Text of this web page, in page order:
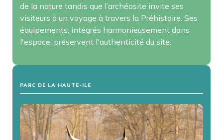
de la nature tandis que l’archéosite invite ses
visiteurs à un voyage à travers la Préhistoire. Ses
équipements, intégrés harmonieusement dans
l'espace, préservent l'authenticité du site.
PARC DE LA HAUTE-ILE